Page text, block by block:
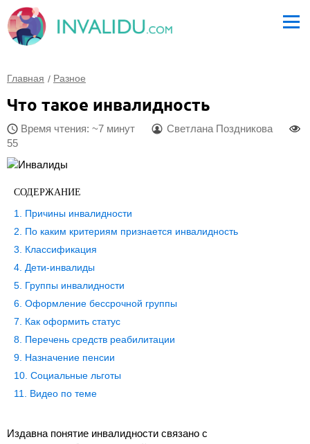
Главная Разное
Что такое инвалидность
Время чтения: ~7 минут
Светлана Поздникова
55
СОДЕРЖАНИЕ
Причины инвалидности
По каким критериям признается инвалидность
Классификация
Дети-инвалиды
Группы инвалидности
Оформление бессрочной группы
Как оформить статус
Перечень средств реабилитации
Назначение пенсии
Социальные льготы
Видео по теме
Издавна понятие инвалидности связано с